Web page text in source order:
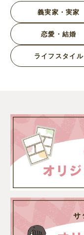
義実家・実家
恋愛・結婚
ライフスタイル